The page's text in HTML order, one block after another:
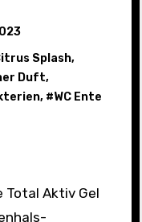
Splash,
Duft,
, #WC Ente